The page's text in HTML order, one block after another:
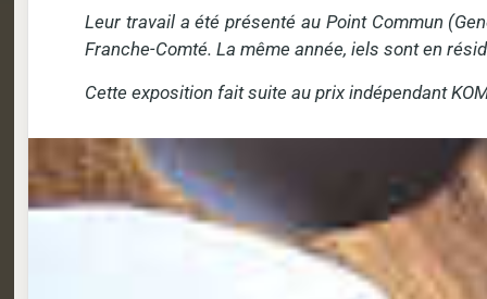
Leur travail a été présenté au Point Commun
Franche-Comté. La même année, iels sont en
Cette exposition fait suite au prix indépendant